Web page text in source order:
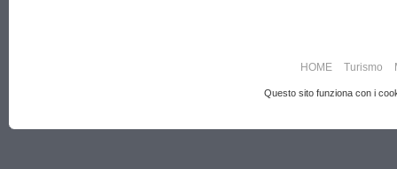
HOME Turismo
Questo sito funziona con i